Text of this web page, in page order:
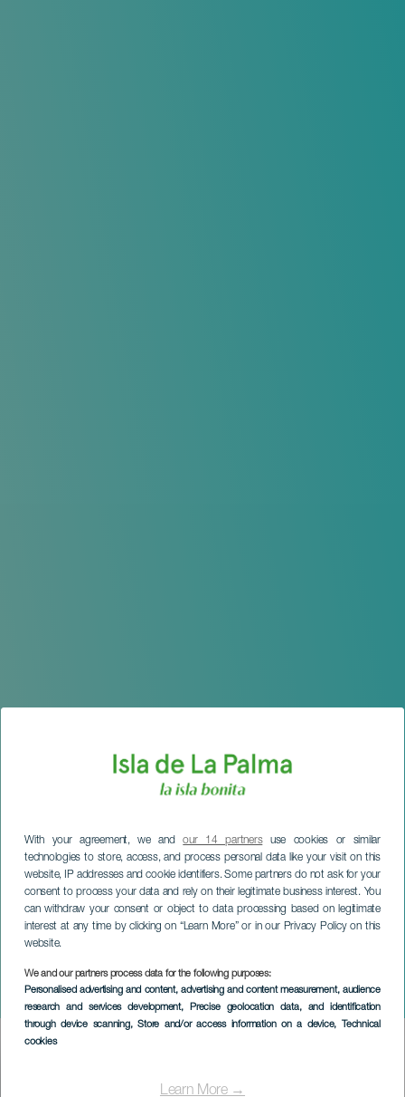
With your agreement, we andour 14 partnersuse cookies or similar
technologies to store, access, and process personal data like your visit on this
website, IP addresses and cookie identifiers. Some partners do not ask for your
consent to process your data and rely on their legitimate business interest. You
can withdraw your consent or object to data processing based on legitimate
interest at any time by clicking on “Learn More” or in our Privacy Policy on this
website.
We and our partners process data for the following purposes:
Personalised advertising and content, advertising and content measurement, audience
research and services development, Precise geolocation data, and identification
through device scanning, Store and/or access information on a device, Technical
cookies
Learn More →
Quesos del Mundo
LA PALMA
Imagen